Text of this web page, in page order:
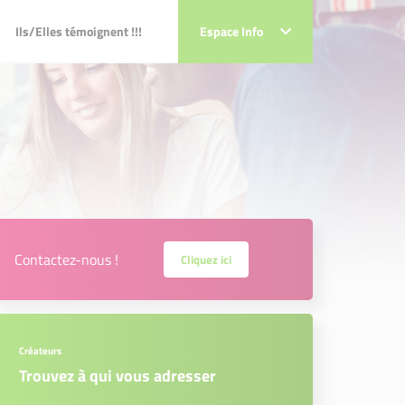
Ils/Elles témoignent !!! Espace Info
Ils/Elles témoignent !!! Espace Info
Contactez-nous ! Cliquez ici
Créateurs
Trouvez à qui vous adresser